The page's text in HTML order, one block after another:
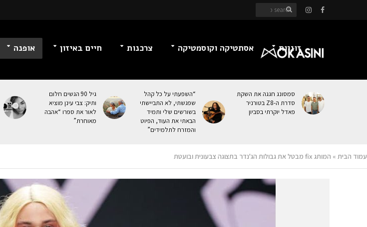
זוגיות אסתטיקה וקוסמטיקה צרכנות חיים באיזון אופנה
סמסונג חגגה את השקת
סדרת ה-Z8 בטורניר
פאדל יוקרתי בסביון
“השפעתי על כל קהל
שפגשתי, לא התביישתי
בשורשים שלי ותמיד
הבאתי את העוּד, הפיוט
והמזרח לתלמידים”
גיל 90 הגשים חלום
ותיק: צבי עינן מוציא
לאור את ספרו “אהבה
מאוחרת”
עמוד הבית » המותג fix מבטל את גבולות הג'נדר בתצוגה צבעונית ובועטת